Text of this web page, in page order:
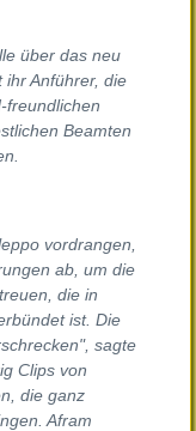
über das neu
ihr Anführer, die
freundlichen
Beamten
vordrangen,
ab, um die
die in
ist. Die
sagte
Clips von
die ganz
Afram